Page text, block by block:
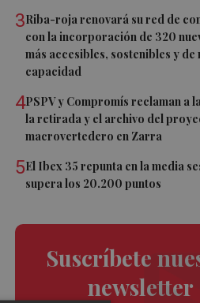
3Riba-roja renovará su red de
con la incorporación de 320
más accesibles, sostenibles y de
capacidad
4PSPV y Compromís reclaman a
la retirada y el archivo del
macrovertedero en Zarra
5El Ibex 35 repunta en la media
supera los 20.200 puntos
Suscríbete
newsletter